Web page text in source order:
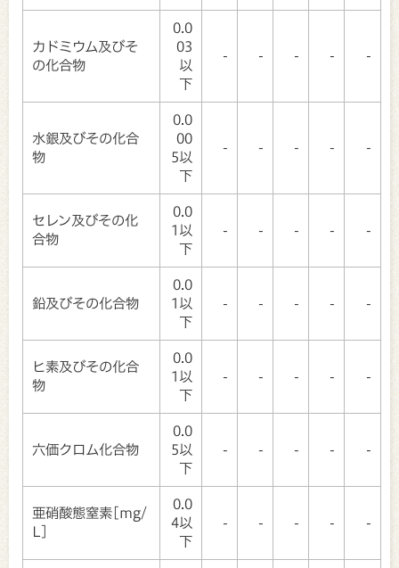
カドミウム及びそ
の化合物
0.0
03
以
下
- - - - -
水銀及びその化合
物
0.0
00
5以
下
- - - - -
セレン及びその化
合物
0.0
1以
下
- - - - -
鉛及びその化合物
0.0
1以
下
- - - - -
ヒ素及びその化合
物
0.0
1以
下
- - - - -
六価クロム化合物
0.0
5以
下
- - - - -
亜硝酸態窒素[mg/
L]
0.0
4以
下
- - - - -